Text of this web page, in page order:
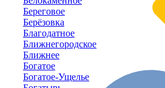
Береговое
Берёзовка
Благодатное
Ближнегородское
Ближнее
Богатое
Богатое-Ущелье